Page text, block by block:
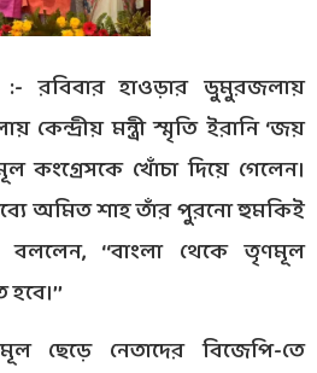
রবিবার হাওড়ার ডুমুরজলায়
কেন্দ্রীয় মন্ত্রী স্মৃতি ইরানি ‘জয়
কংগ্রেসকে খোঁচা দিয়ে গেলেন।
অমিত শাহ তাঁর পুরনো হুমকিই
‘‘বাংলা থেকে তৃণমূল
ছেড়ে নেতাদের বিজেপি-তে